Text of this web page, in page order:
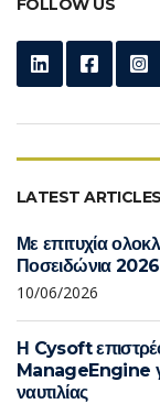
FOLLOW US
LATEST ARTICLES
Με επιτυχία
Ποσειδώνια 2026
10/06/2026
Η Cysoft
ManageEngine
ναυτιλίας